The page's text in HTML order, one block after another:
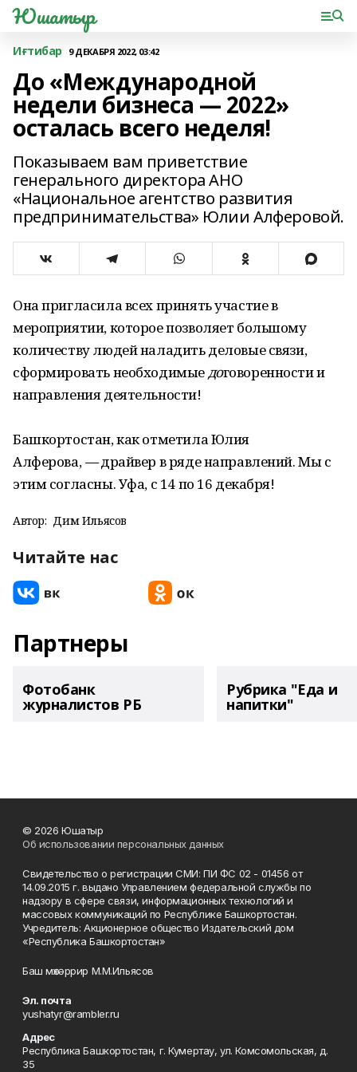
Юшатыр
Иғтибар 9 ДЕКАБРЯ 2022, 03:42
До «Международной
недели бизнеса — 2022»
осталась всего неделя!
Показываем вам приветствие
генерального директора АНО
«Национальное агентство развития
предпринимательства» Юлии Алферовой.
Она пригласила всех принять участие в
мероприятии, которое позволяет большому
количеству людей наладить деловые связи,
сформировать необходимыедоговоренности и
направления деятельности!
Башкортостан, как отметила Юлия
Алферова,—драйвер в ряде направлений. Мы с
этим согласны. Уфа, с 14 по 16 декабря!
Автор: Дим Ильясов
Читайте нас
Партнеры
Фотобанк
журналистов РБ
Рубрика "Еда и
напитки"
© 2026 Юшатыр
Об использовании персональных данных
Свидетельство о регистрации СМИ: ПИ ФС 02 - 01456 от
14.09.2015 г. выдано Управлением федеральной службы по
надзору в сфере связи, информационных технологий и
массовых коммуникаций по Республике Башкортостан.
Учредитель: Акционерное общество Издательский дом
«Республика Башкортостан»
Баш мөхәррир М.М.Ильясов
Эл. почта
yushatyr@rambler.ru
Адрес
Республика Башкортостан, г. Кумертау, ул. Комсомольская, д.
35